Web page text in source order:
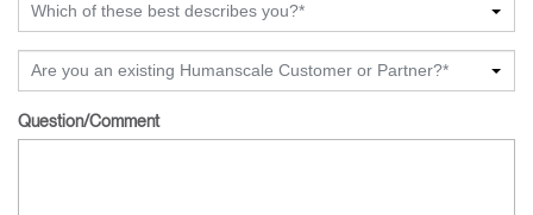
Which of these best describes you?*
Are you an existing Humanscale Customer or Partner?*
Question/Comment